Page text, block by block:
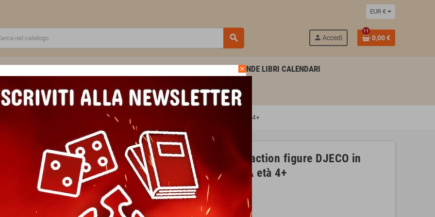
EUR €
search person Accedi
11
0,00 €
AGENDE LIBRI CALENDARI
SCUOLA E TEMPO LIBERO
pirati ARTY TOYS action figure DJECO in resina DJ06834 snodabile MINIATURA età 4+
RIK & BOUMCRACK pirati ARTY TOYS action figure DJECO in
resina DJ06834 snodabile MINIATURA età 4+
Marca
Djeco
Riferimento
3070900068346
In magazzino
2 Articoli
close